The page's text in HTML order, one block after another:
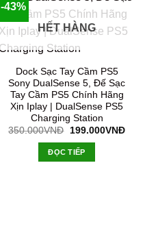
-43%
HẾT HÀNG
Dock Sạc Tay Cầm PS5
Sony DualSense 5, Đế Sạc
Tay Cầm PS5 Chính Hãng
Xịn Iplay | DualSense PS5
Charging Station
350.000VNĐ
Giá
là:
350.000VNĐ.
199.000VNĐGiá
ĐỌC TIẾP